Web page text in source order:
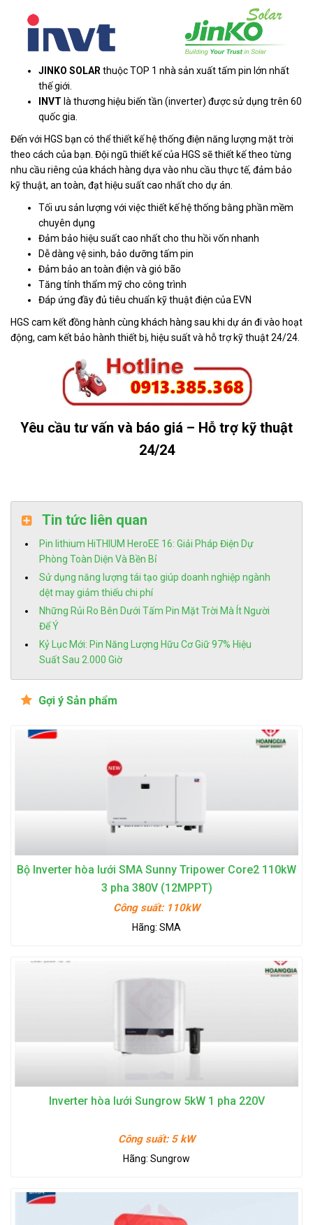
JINKO SOLAR thuộc TOP 1 nhà sản xuất tấm pin lớn nhất
thế giới.
INVT là thương hiệu biến tần (inverter) được sử dụng trên 60
quốc gia.
Đến với HGS bạn có thể thiết kế hệ thống điện năng lượng mặt trời
theo cách của bạn. Đội ngũ thiết kế của HGS sẽ thiết kế theo từng
nhu cầu riêng của khách hàng dựa vào nhu cầu thực tế, đảm bảo
kỹ thuật, an toàn, đạt hiệu suất cao nhất cho dự án.
Tối ưu sản lượng với việc thiết kế hệ thống bằng phần mềm
chuyên dụng
Đảm bảo hiệu suất cao nhất cho thu hồi vốn nhanh
Dễ dàng vệ sinh, bảo dưỡng tấm pin
Đảm bảo an toàn điện và gió bão
Tăng tính thẩm mỹ cho công trình
Đáp ứng đầy đủ tiêu chuẩn kỹ thuật điện của EVN
HGS cam kết đồng hành cùng khách hàng sau khi dự án đi vào hoạt
động, cam kết bảo hành thiết bị, hiệu suất và hỗ trợ kỹ thuật 24/24.
Yêu cầu tư vấn và báo giá – Hỗ trợ kỹ thuật
24/24
Tin tức liên quan
Pin lithium HiTHIUM HeroEE 16: Giải Pháp Điện Dự
Phòng Toàn Diện Và Bền Bỉ
Sử dụng năng lượng tái tạo giúp doanh nghiệp ngành
dệt may giảm thiểu chi phí
Những Rủi Ro Bên Dưới Tấm Pin Mặt Trời Mà Ít Người
Để Ý
Kỷ Lục Mới: Pin Năng Lượng Hữu Cơ Giữ 97% Hiệu
Suất Sau 2.000 Giờ
Gợi ý Sản phẩm
Bộ Inverter hòa lưới SMA Sunny Tripower Core2 110kW
3 pha 380V (12MPPT)
Công suất: 110kW
Hãng: SMA
Inverter hòa lưới Sungrow 5kW 1 pha 220V
Công suất: 5 kW
Hãng: Sungrow